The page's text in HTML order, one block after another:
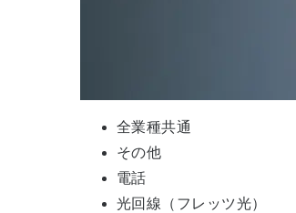
全業種共通
その他
電話
光回線（フレッツ光）